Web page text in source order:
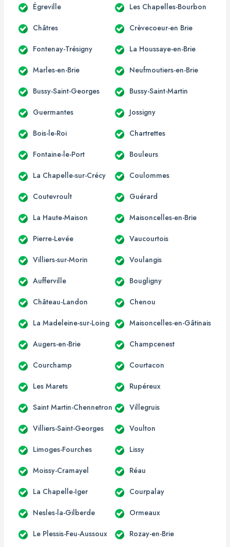
Égreville Les Chapelles-Bourbon
Châtres Crèvecoeur-en Brie
Fontenay-Trésigny La Houssaye-en-Brie
Marles-en-Brie Neufmoutiers-en-Brie
Bussy-Saint-Georges Bussy-Saint-Martin
Guermantes Jossigny
Bois-le-Roi Chartrettes
Fontaine-le-Port Bouleurs
La Chapelle-sur-Crécy Coulommes
Coutevroult Guérard
La Haute-Maison Maisoncelles-en-Brie
Pierre-Levée Vaucourtois
Villiers-sur-Morin Voulangis
Aufferville Bougligny
Château-Landon Chenou
La Madeleine-sur-Loing Maisoncelles-en-Gâtinais
Augers-en-Brie Champcenest
Courchamp Courtacon
Les Marets Rupéreux
Saint Martin-Chennetron Villegruis
Villiers-Saint-Georges Voulton
Limoges-Fourches Lissy
Moissy-Cramayel Réau
La Chapelle-Iger Courpalay
Nesles-la-Gilberde Ormeaux
Le Plessis-Feu-Aussoux Rozay-en-Brie